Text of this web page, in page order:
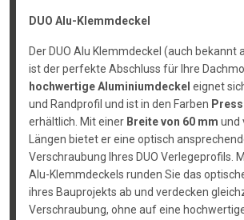
DUO Alu-Klemmdeckel
Der DUO Alu Klemmdeckel (auch bekannt
ist der perfekte Abschluss für Ihre
hochwertige Aluminiumdeckel eignet
und Randprofil und ist in den Farben
erhältlich. Mit einer Breite von 60 mm und
Längen bietet er eine optisch
Verschraubung Ihres DUO Verlegeprofils.
Alu-Klemmdeckels runden Sie das
ihres Bauprojekts ab und verdecken
Verschraubung, ohne auf eine